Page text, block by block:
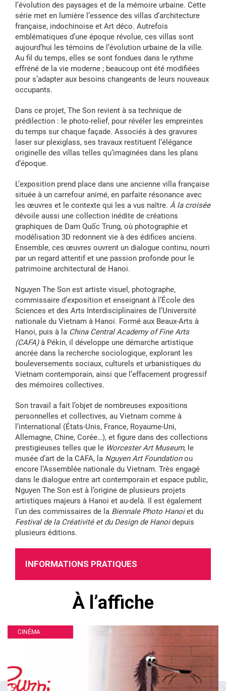
l’évolution des paysages et de la mémoire urbaine. Cette
série met en lumière l’essence des villas d’architecture
française, indochinoise et Art déco. Autrefois
emblématiques d’une époque révolue, ces villas sont
aujourd’hui les témoins de l’évolution urbaine de la ville.
Au fil du temps, elles se sont fondues dans le rythme
effréné de la vie moderne ; beaucoup ont été modifiées
pour s’adapter aux besoins changeants de leurs nouveaux
occupants.
Dans ce projet, The Son revient à sa technique de
prédilection : le photo-relief, pour révéler les empreintes
du temps sur chaque façade. Associés à des gravures
laser sur plexiglass, ses travaux restituent l’élégance
originelle des villas telles qu’imaginées dans les plans
d’époque.
L’exposition prend place dans une ancienne villa française
située à un carrefour animé, en parfaite résonance avec
les œuvres et le contexte qui les a vus naître. À la croisée
dévoile aussi une collection inédite de créations
graphiques de Dam Quốc Trung, où photographie et
modélisation 3D redonnent vie à des édifices anciens.
Ensemble, ces œuvres ouvrent un dialogue continu, nourri
par un regard attentif et une passion profonde pour le
patrimoine architectural de Hanoi.
Nguyen The Son est artiste visuel, photographe,
commissaire d’exposition et enseignant à l’École des
Sciences et des Arts Interdisciplinaires de l’Université
nationale du Vietnam à Hanoi. Formé aux Beaux-Arts à
Hanoi, puis à la China Central Academy of Fine Arts
(CAFA)à Pékin, il développe une démarche artistique
ancrée dans la recherche sociologique, explorant les
bouleversements sociaux, culturels et urbanistiques du
Vietnam contemporain, ainsi que l’effacement progressif
des mémoires collectives.
Son travail a fait l’objet de nombreuses expositions
personnelles et collectives, au Vietnam comme à
l’international (États-Unis, France, Royaume-Uni,
Allemagne, Chine, Corée…), et figure dans des collections
prestigieuses telles que le Worcester Art Museum, le
musée d’art de la CAFA, la Nguyen Art Foundationou
encore l’Assemblée nationale du Vietnam. Très engagé
dans le dialogue entre art contemporain et espace public,
Nguyen The Son est à l’origine de plusieurs projets
artistiques majeurs à Hanoi et au-delà. Il est également
l’un des commissaires de la Biennale Photo Hanoiet du
Festival de la Créativité et du Design de Hanoidepuis
plusieurs éditions.
INFORMATIONS PRATIQUES
À l’affiche
CINÉMA